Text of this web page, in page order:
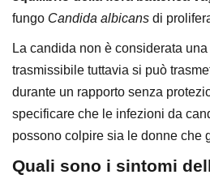
fungo Candida albicans di
La candida non è considerata
trasmissibile tuttavia si può
durante un rapporto senza
specificare che le infezioni da
possono colpire sia le donne che
Quali sono i sintomi